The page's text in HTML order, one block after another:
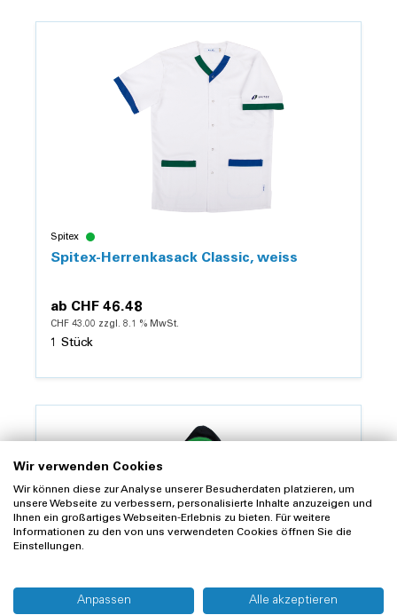
Details
Spitex
Spitex-Herrenkasack Classic, weiss
ab CHF 46.48
CHF 43.00 zzgl. 8.1 % MwSt.
1 Stück
Details
Wir verwenden Cookies
Wir können diese zur Analyse unserer Besucherdaten platzieren, um
unsere Webseite zu verbessern, personalisierte Inhalte anzuzeigen und
Ihnen ein großartiges Webseiten-Erlebnis zu bieten. Für weitere
Informationen zu den von uns verwendeten Cookies öffnen Sie die
Einstellungen.
Anpassen Alle akzeptieren